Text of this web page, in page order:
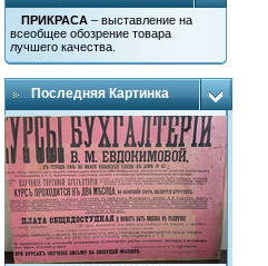
ПРИКРАСА – выставление на
всеобщее обозрение товара
лучшего качества.
Последняя Картинка